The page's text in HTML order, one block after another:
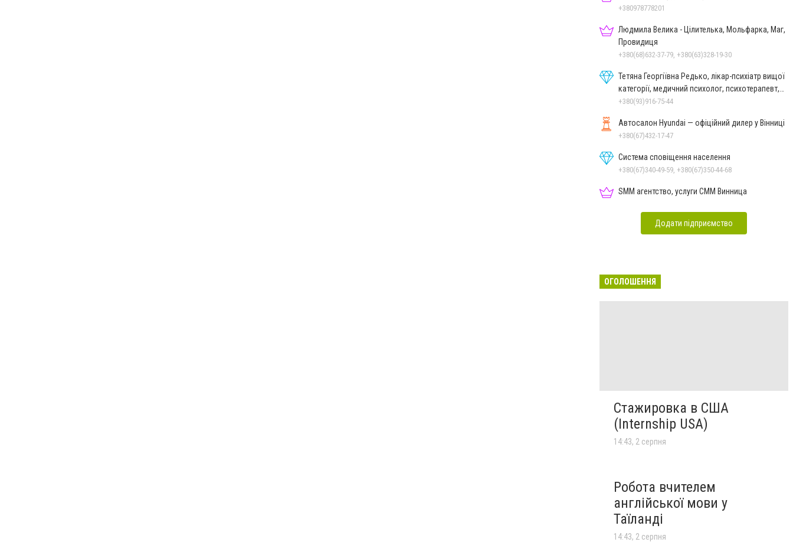
+380978778201
Людмила Велика - Цілителька, Мольфарка, Маг,
Провидиця
+380(68)632-37-79, +380(63)328-19-30
Тетяна Георгіївна Редько, лікар-психіатр вищої
категорії, медичний психолог, психотерапевт,
гіпнолог
+380(93)916-75-44
Автосалон Hyundai — офіційний дилер у Вінниці
+380(67)432-17-47
Система сповіщення населення
+380(67)340-49-59, +380(67)350-44-68
SMM агентство, услуги СММ Винница
Додати підприємство
ОГОЛОШЕННЯ
Стажировка в США
(Internship USA)
14:43, 2 серпня
Робота вчителем
англійської мови у
Таїланді
14:43, 2 серпня